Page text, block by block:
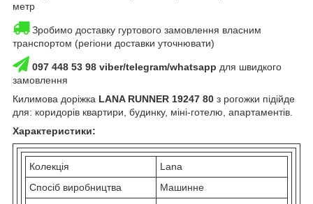
метр
Зробимо доставку гуртового замовлення власним
транспортом (регіони доставки уточнювати)
097 448 53 98 viber/telegram/whatsapp для швидкого
замовлення
Килимова доріжка LANA RUNNER 19247 80 з рогожки підійде
для: коридорів квартири, будинку, міні-готелю, апартаментів.
Характеристики:
Колекція
Lana
Спосіб виробництва
Машинне